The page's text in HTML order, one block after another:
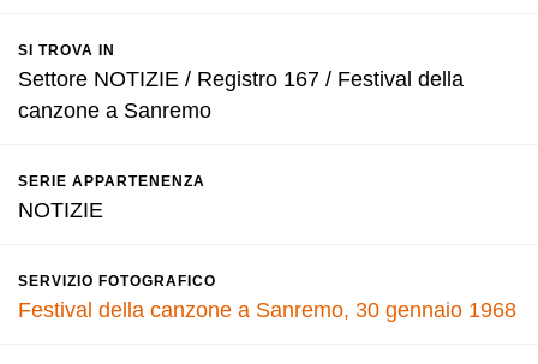
SI TROVA IN
Settore NOTIZIE / Registro 167 / Festival della
canzone a Sanremo
SERIE APPARTENENZA
NOTIZIE
SERVIZIO FOTOGRAFICO
Festival della canzone a Sanremo, 30 gennaio 1968